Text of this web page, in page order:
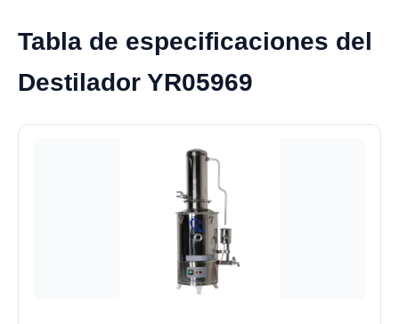
Tabla de especificaciones del
Destilador YR05969